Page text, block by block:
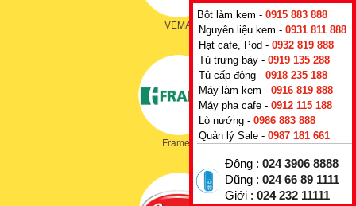
VEMA
Framec
Bột làm kem - 0915 883 888
Nguyên liệu kem - 0931 811 888
Hạt cafe, Pod - 0932 819 888
Tủ trưng bày - 0919 135 288
Tủ cấp đông - 0918 235 188
Máy làm kem - 0916 819 888
Máy pha cafe - 0912 115 188
Lò nướng - 0986 883 888
Quản lý Sale - 0987 181 661
Đông : 024 3906 8888
Dũng : 024 66 89 1111
Giới : 024 232 11111